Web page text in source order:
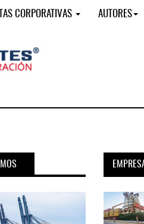
CORPORATIVAS AUTORES
servicio PAMEX en
2026